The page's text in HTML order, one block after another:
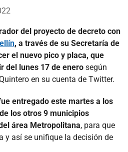
del proyecto de decreto con
, a través de su Secretaría de
el nuevo pico y placa, que
del lunes 17 de enero según
en su cuenta de Twitter.
entregado este martes a los
los otros 9 municipios
área Metropolitana, para que
y así se unifique la decisión de